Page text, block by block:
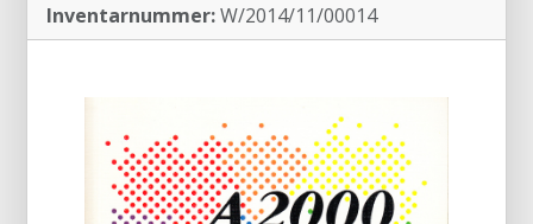
Inventarnummer:W/2014/11/00014